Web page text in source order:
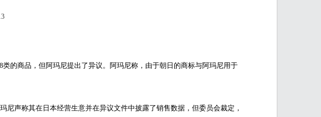
的商品，但阿玛尼提出了异议。阿玛尼称，由于朝日的商标与阿玛尼用于
声称其在日本经营生意并在异议文件中披露了销售数据，但委员会裁定，